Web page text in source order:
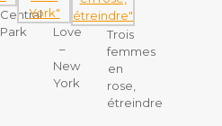
Central
Park
Love
–
New
York
Trois
femmes
en
rose,
étreindre